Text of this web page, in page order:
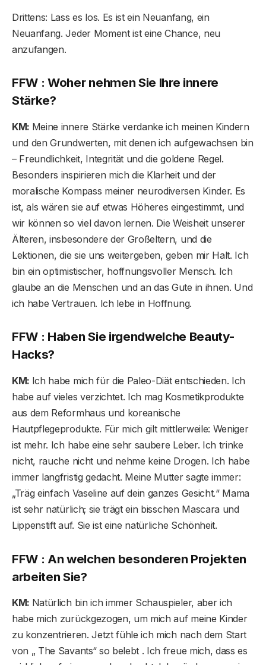
Drittens: Lass es los. Es ist ein Neuanfang, ein
Neuanfang. Jeder Moment ist eine Chance, neu
anzufangen.
FFW : Woher nehmen Sie Ihre innere
Stärke?
KM: Meine innere Stärke verdanke ich meinen Kindern
und den Grundwerten, mit denen ich aufgewachsen bin
– Freundlichkeit, Integrität und die goldene Regel.
Besonders inspirieren mich die Klarheit und der
moralische Kompass meiner neurodiversen Kinder. Es
ist, als wären sie auf etwas Höheres eingestimmt, und
wir können so viel davon lernen. Die Weisheit unserer
Älteren, insbesondere der Großeltern, und die
Lektionen, die sie uns weitergeben, geben mir Halt. Ich
bin ein optimistischer, hoffnungsvoller Mensch. Ich
glaube an die Menschen und an das Gute in ihnen. Und
ich habe Vertrauen. Ich lebe in Hoffnung.
FFW : Haben Sie irgendwelche Beauty-
Hacks?
KM: Ich habe mich für die Paleo-Diät entschieden. Ich
habe auf vieles verzichtet. Ich mag Kosmetikprodukte
aus dem Reformhaus und koreanische
Hautpflegeprodukte. Für mich gilt mittlerweile: Weniger
ist mehr. Ich habe eine sehr saubere Leber. Ich trinke
nicht, rauche nicht und nehme keine Drogen. Ich habe
immer langfristig gedacht. Meine Mutter sagte immer:
„Träg einfach Vaseline auf dein ganzes Gesicht.“ Mama
ist sehr natürlich; sie trägt ein bisschen Mascara und
Lippenstift auf. Sie ist eine natürliche Schönheit.
FFW : An welchen besonderen Projekten
arbeiten Sie?
KM: Natürlich bin ich immer Schauspieler, aber ich
habe mich zurückgezogen, um mich auf meine Kinder
zu konzentrieren. Jetzt fühle ich mich nach dem Start
von „ The Savants“ so belebt . Ich freue mich, dass es